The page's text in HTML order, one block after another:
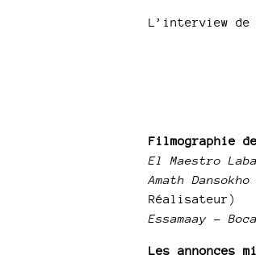
L’interview de
Filmographie
El Maestro
Amath
Réalisateur)
Essamaay -
Les annonces